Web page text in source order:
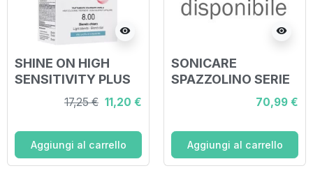
visibility
SHINE ON HIGH
SENSITIVITY PLUS
BIONDO CHIARO
8,00 RIVELATORE IN
CREMA
COLORANTE 50 ML
17,25 € 11,20 €
Aggiungi al carrello
visibility
SONICARE
SPAZZOLINO SERIE
70,99 €
Aggiungi al carrello